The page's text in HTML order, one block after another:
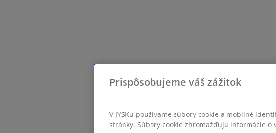
Prispôsobujeme váš zážitok
V JYSKu používame súbory cookie a mobilné
stránky. Súbory cookie zhromažďujú informácie